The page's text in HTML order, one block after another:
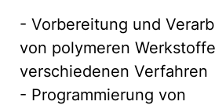
- Vorbereitung und
von polymeren
verschiedenen Verfahren
- Programmierung von